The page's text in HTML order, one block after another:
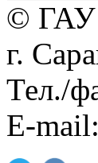
© ГАУ
г.
Тел./
E-mail: